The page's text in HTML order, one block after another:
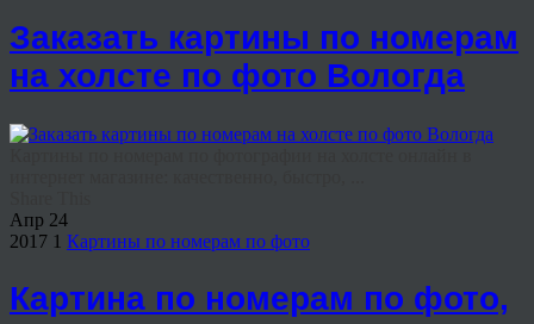
Заказать картины по номерам
на холсте по фото Вологда
Апр 24
2017 1 Картины по номерам по фото
Картина по номерам по фото,